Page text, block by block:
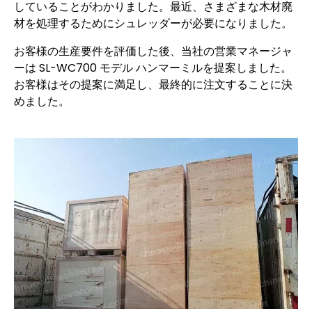
していることがわかりました。最近、さまざまな木材廃
材を処理するためにシュレッダーが必要になりました。
お客様の生産要件を評価した後、当社の営業マネージャ
ーは SL-WC700 モデル ハンマーミルを提案しました。
お客様はその提案に満足し、最終的に注文することに決
めました。